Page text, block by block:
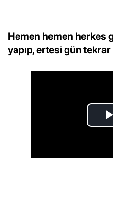
Hemen hemen herkes
yapıp, ertesi gün tekrar